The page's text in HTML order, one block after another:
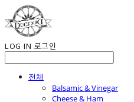
LOG IN 로그인
전체
Balsamic & Vinegar
Cheese & Ham